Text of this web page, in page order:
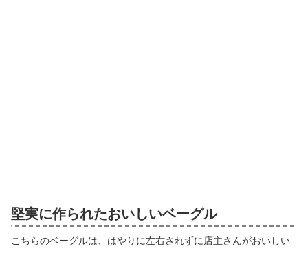
堅実に作られたおいしいベーグル
こちらのベーグルは、はやりに左右されずに店主さんがおいしい